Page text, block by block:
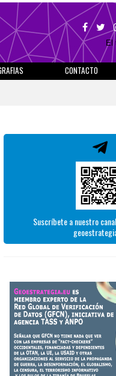
El
CONTACTO
Suscríbete a nuestro